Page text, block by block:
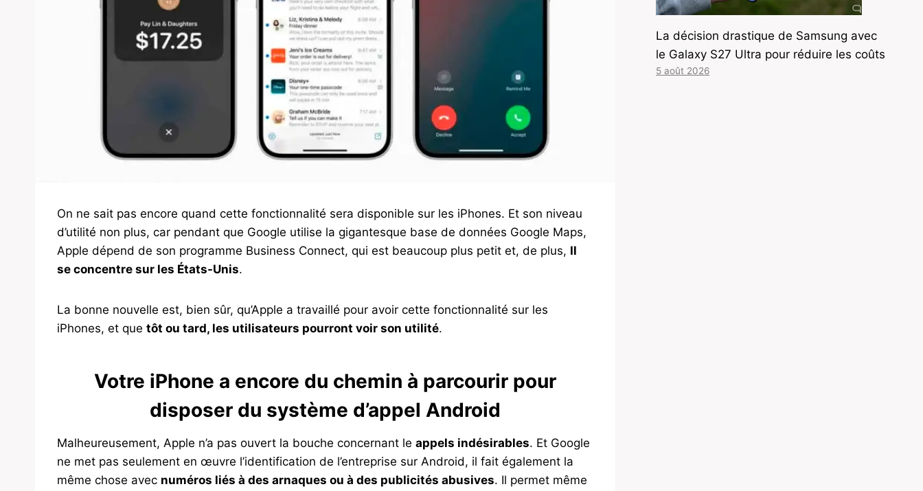
On ne sait pas encore quand cette fonctionnalité sera disponible sur les iPhones. Et son niveau
d’utilité non plus, car pendant que Google utilise la gigantesque base de données Google Maps,
Apple dépend de son programme Business Connect, qui est beaucoup plus petit et, de plus, Il
se concentre sur les États-Unis.
La bonne nouvelle est, bien sûr, qu’Apple a travaillé pour avoir cette fonctionnalité sur les
iPhones, et que tôt ou tard, les utilisateurs pourront voir son utilité.
Votre iPhone a encore du chemin à parcourir pour
disposer du système d’appel Android
Malheureusement, Apple n’a pas ouvert la bouche concernant le appels indésirables. Et Google
ne met pas seulement en œuvre l’identification de l’entreprise sur Android, il fait également la
même chose avec numéros liés à des arnaques ou à des publicités abusives. Il permet même
La décision drastique de Samsung avec
le Galaxy S27 Ultra pour réduire les coûts
5 août 2026